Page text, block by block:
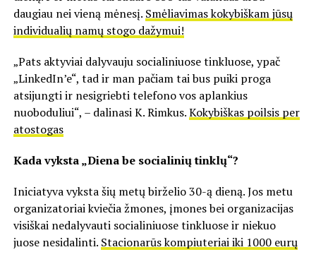
daugiau nei vieną mėnesį. Smėliavimas kokybiškam jūsų
individualių namų stogo dažymui!
„Pats aktyviai dalyvauju socialiniuose tinkluose, ypač
„LinkedIn’e“, tad ir man pačiam tai bus puiki proga
atsijungti ir nesigriebti telefono vos aplankius
nuoboduliui“, – dalinasi K. Rimkus.Kokybiškas poilsis per
atostogas
Kada vyksta „Diena be socialinių tinklų“?
Iniciatyva vyksta šių metų birželio 30-ą dieną. Jos metu
organizatoriai kviečia žmones, įmones bei organizacijas
visiškai nedalyvauti socialiniuose tinkluose ir niekuo
juose nesidalinti. Stacionarūs kompiuteriai iki 1000 eurų